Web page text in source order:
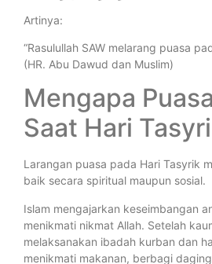
Artinya:
“Rasulullah SAW melarang puasa
(HR. Abu Dawud dan Muslim)
Mengapa
Saat Hari
Larangan puasa pada Hari Tasyrik
baik secara spiritual maupun sosial.
Islam mengajarkan keseimbangan
menikmati nikmat Allah. Setelah
melaksanakan ibadah kurban dan
menikmati makanan, berbagi